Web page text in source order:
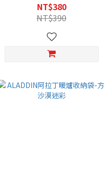
NT$380
NT$390